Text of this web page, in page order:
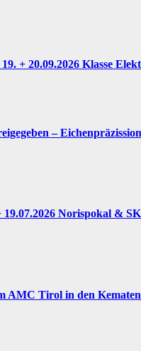
+ 20.09.2026 Klasse
–
19.07.2026 Norispokal &
AMC Tirol in den